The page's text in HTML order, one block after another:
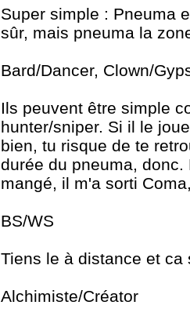
Super simple : Pneuma
sûr, mais pneuma la
Bard/Dancer, Clown/
Ils peuvent être simple
hunter/sniper. Si il le
bien, tu risque de te
durée du pneuma,
mangé, il m'a sorti
BS/WS
Tiens le à distance et ca
Alchimiste/Créator